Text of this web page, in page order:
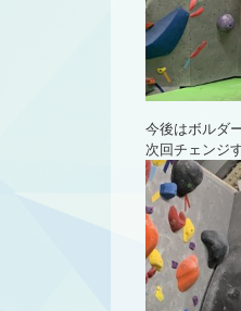
今後はボルダ
次回チェンジ